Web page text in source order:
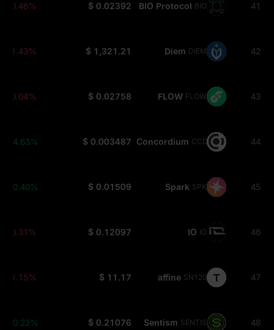
41
BIO Protocol BIO
$ 0.02392
-0.46%
42
Diem DIEM
$ 1,321.21
-1.43%
43
FLOW FLOW
$ 0.02758
-0.04%
44
Concordium CCD
$ 0.003487
+4.63%
45
Spark SPK
$ 0.01509
+0.40%
46
IO IO
$ 0.12097
-0.31%
47
affine SN120
$ 11.17
-1.15%
48
Sentism SENTIS
$ 0.21076
+0.22%